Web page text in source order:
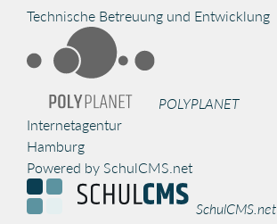
Technische Betreuung und Entwicklung
POLYPLANET
Internetagentur
Hamburg
Powered by SchulCMS.net
SchulCMS.net